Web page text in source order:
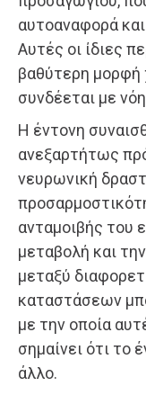
αυτοαναφορά
Αυτές οι ίδιες
βαθύτερη μορφή
συνδέεται με
Η έντονη
ανεξαρτήτως
νευρωνική
ανταμοιβής του
μεταβολή και
μεταξύ
καταστάσεων
με την οποία
σημαίνει ότι το
άλλο.